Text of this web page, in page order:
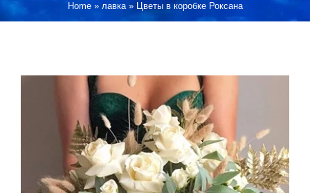
Home» лавка» Цветы в коробке Роксана